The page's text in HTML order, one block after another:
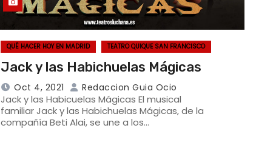
QUÉ HACER HOY EN MADRID TEATRO QUIQUE SAN FRANCISCO
Jack y las Habichuelas Mágicas
Oct 4, 2021 Redaccion Guia Ocio
Jack y las Habicuelas Mágicas El musical
familiar Jack y las Habichuelas Mágicas, de la
compañía Beti Alai, se une a los…